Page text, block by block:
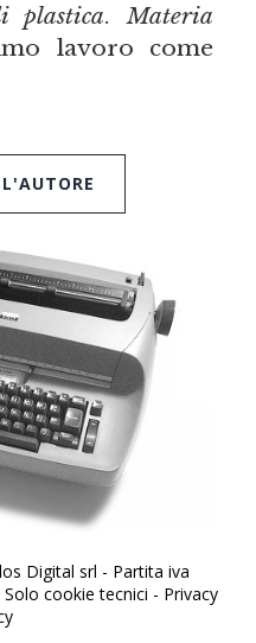
plastica.Materia
lavoro come
Digital srl - Partita iva
Solo cookie tecnici - Privacy